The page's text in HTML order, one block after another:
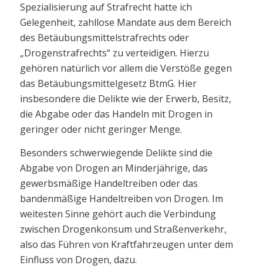
Spezialisierung auf Strafrecht hatte ich
Gelegenheit, zahllose Mandate aus dem Bereich
des Betäubungsmittelstrafrechts oder
„Drogenstrafrechts“ zu verteidigen. Hierzu
gehören natürlich vor allem die Verstöße gegen
das Betäubungsmittelgesetz BtmG. Hier
insbesondere die Delikte wie der Erwerb, Besitz,
die Abgabe oder das Handeln mit Drogen in
geringer oder nicht geringer Menge.
Besonders schwerwiegende Delikte sind die
Abgabe von Drogen an Minderjährige, das
gewerbsmäßige Handeltreiben oder das
bandenmäßige Handeltreiben von Drogen. Im
weitesten Sinne gehört auch die Verbindung
zwischen Drogenkonsum und Straßenverkehr,
also das Führen von Kraftfahrzeugen unter dem
Einfluss von Drogen, dazu.